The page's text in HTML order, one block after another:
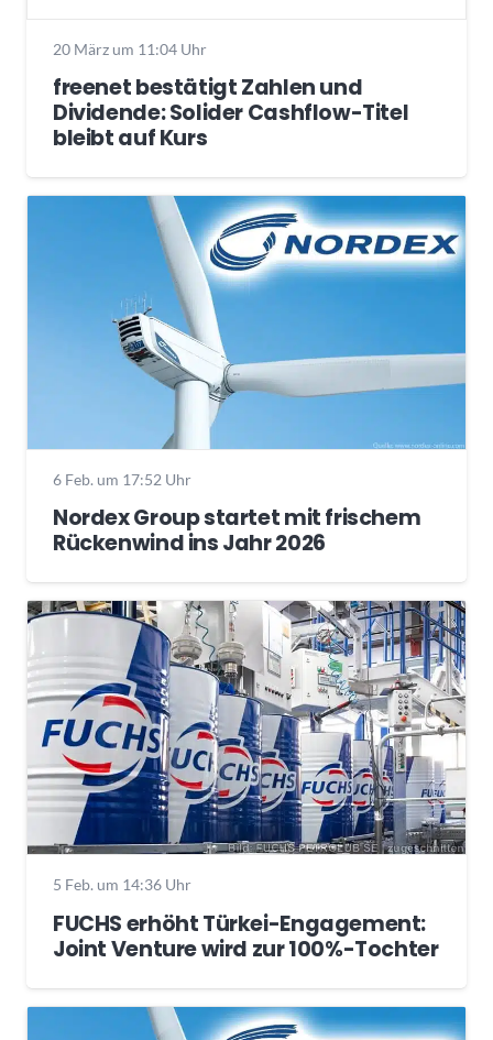
20 März um 11:04 Uhr
freenet bestätigt Zahlen und
Dividende: Solider Cashflow-Titel
bleibt auf Kurs
6 Feb. um 17:52 Uhr
Nordex Group startet mit frischem
Rückenwind ins Jahr 2026
5 Feb. um 14:36 Uhr
FUCHS erhöht Türkei-Engagement:
Joint Venture wird zur 100%-Tochter